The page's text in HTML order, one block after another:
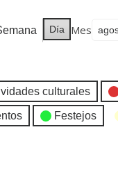
Día Mes
culturales
Festejos